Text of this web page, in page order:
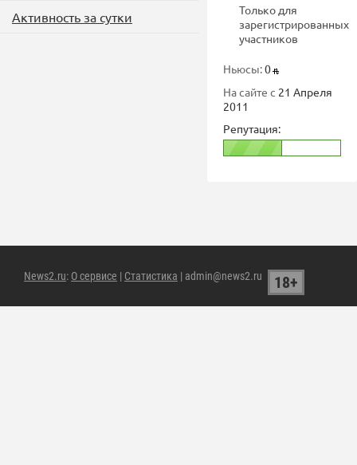
Активность за сутки
Только для
зарегистрированных
участников
Ньюсы:0
На сайте с 21 Апреля
2011
Репутация:
News2.ru: О сервисе | Статистика | admin@news2.ru 18+